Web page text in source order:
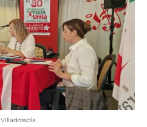
Villadossola